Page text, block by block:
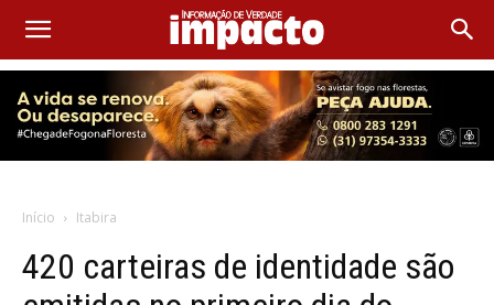
Início Itabira
420 carteiras de identidade são